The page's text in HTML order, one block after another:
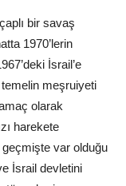
bir savaş
1970’lerin
İsrail’e
temelin meşruiyeti
olarak
harekete
var olduğu
İsrail devletini